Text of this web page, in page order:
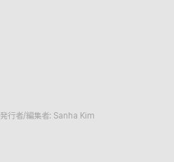
発行者/編集者: Sanha Kim